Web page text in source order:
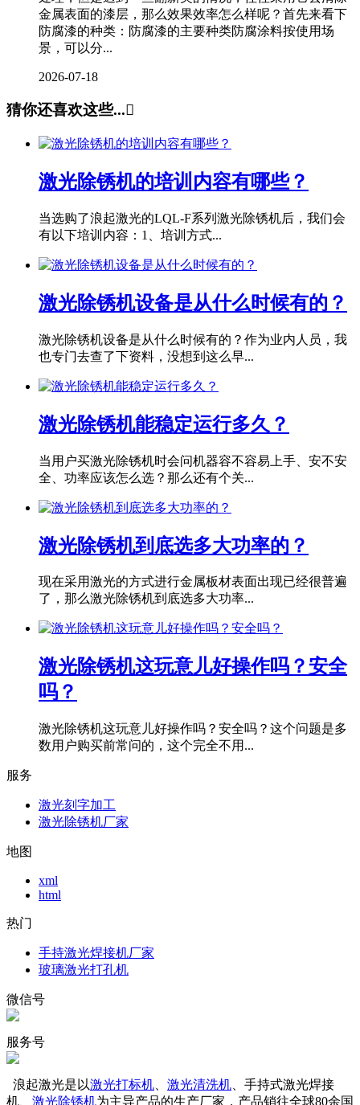
金属表面的漆层，那么效果效率怎么样呢？首先来看下
防腐漆的种类：防腐漆的主要种类防腐涂料按使用场
景，可以分...
2026-07-18
猜你还喜欢这些...
激光除锈机的培训内容有哪些？
当选购了浪起激光的LQL-F系列激光除锈机后，我们会
有以下培训内容：1、培训方式...
激光除锈机设备是从什么时候有的？
激光除锈机设备是从什么时候有的？作为业内人员，我
也专门去查了下资料，没想到这么早...
激光除锈机能稳定运行多久？
当用户买激光除锈机时会问机器容不容易上手、安不安
全、功率应该怎么选？那么还有个关...
激光除锈机到底选多大功率的？
现在采用激光的方式进行金属板材表面出现已经很普遍
了，那么激光除锈机到底选多大功率...
激光除锈机这玩意儿好操作吗？安全
吗？
激光除锈机这玩意儿好操作吗？安全吗？这个问题是多
数用户购买前常问的，这个完全不用...
服务
激光刻字加工
激光除锈机厂家
地图
xml
html
热门
手持激光焊接机厂家
玻璃激光打孔机
微信号
服务号
浪起激光是以激光打标机 激光清洗机 、手持式激光焊接
机、 激光除锈机为主导产品的生产厂家，产品销往全球80余国